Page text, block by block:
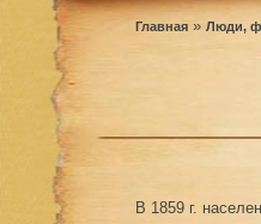
Главная » Люди,
В 1859 г.